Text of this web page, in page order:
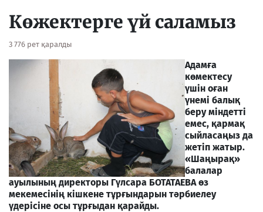
Көжектерге үй саламыз
3 776 рет қаралды
Адамға
көмектесу
үшін оған
үнемі балық
беру міндетті
емес, қармақ
сыйласаңыз да
жетіп жатыр.
«Шаңырақ»
балалар
ауылының директоры Гүлсара БОТАТАЕВА өз
мекемесінің кішкене тұрғындарын тәрбиелеу
үдерісіне осы тұрғыдан қарайды.